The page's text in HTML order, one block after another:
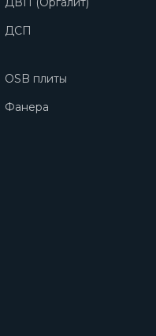
ДСП
OSB плиты
Фанера